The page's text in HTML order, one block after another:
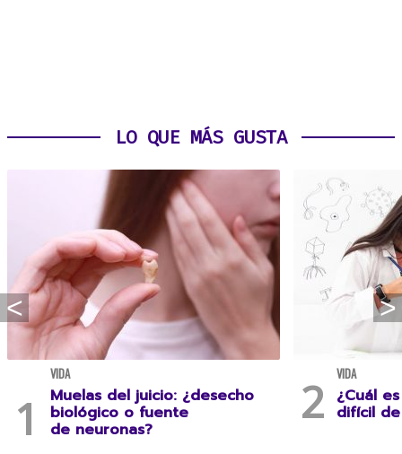
LO QUE MÁS GUSTA
VIDA
Muelas del juicio: ¿desecho
biológico o fuente
de neuronas?
VIDA
¿Cuál
difícil